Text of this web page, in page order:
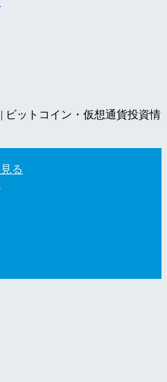
ビットコイン・仮想通貨投資情
る